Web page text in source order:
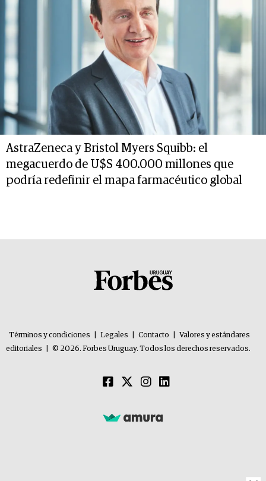
AstraZeneca y Bristol Myers Squibb: el
megacuerdo de U$S 400.000 millones que
podría redefinir el mapa farmacéutico global
Términos y condiciones Legales Contacto
Valores y estándares
editoriales
© 2026. Forbes Uruguay. Todos los derechos reservados.